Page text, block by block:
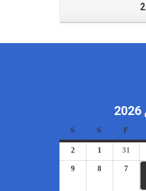
F
S
S
31
1
2
7
8
9